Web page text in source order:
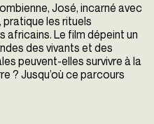
José, incarné avec
pratique les rituels
africains. Le film dépeint un
des vivants et des
peuvent-elles survivre à la
? Jusqu’où ce parcours